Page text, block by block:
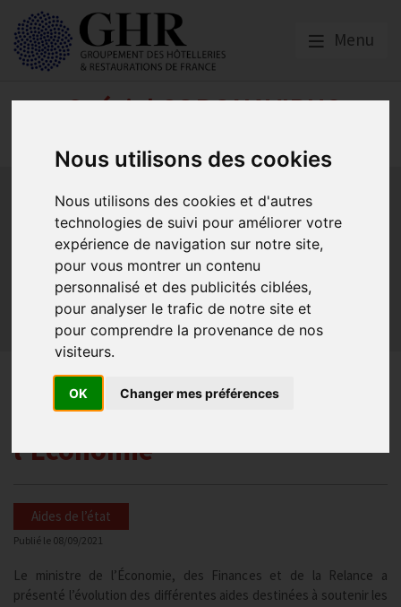
Nous utilisons des cookies
Nous utilisons des cookies et d'autres
technologies de suivi pour améliorer votre
expérience de navigation sur notre site,
pour vous montrer un contenu
personnalisé et des publicités ciblées,
pour analyser le trafic de notre site et
pour comprendre la provenance de nos
visiteurs.
OK Changer mes préférences
Menu
Spécial CORONAVIRUS
COVID-19
Plan Relance Tourisme
Economie de trésorerie
Communication GNI
Sacem
Titres restaurant
Initiatives
Réglementation Fonds de Solidarité
Urssaf La reprise
Aides de l’état
Relations clients & OTA
Agirc-Arrco
Discothèques
Pass sanitaire/vaccinal
Plan de relance
Evolution des aides : les
annonces du Ministre de
l’Économie
Aides de l’état
Publié le 08/09/2021
Le ministre de l’Économie, des Finances et de la Relance a
présenté l’évolution des différentes aides destinées à soutenir les